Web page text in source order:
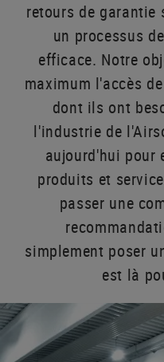
retours de garantie
un processus
efficace. Notre
maximum l'accès
dont ils ont
l'industrie de
aujourd'hui pour
produits et
passer une
simplement poser
est là